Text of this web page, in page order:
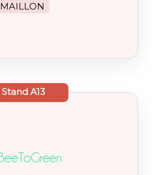
MAILLON
Stand A13